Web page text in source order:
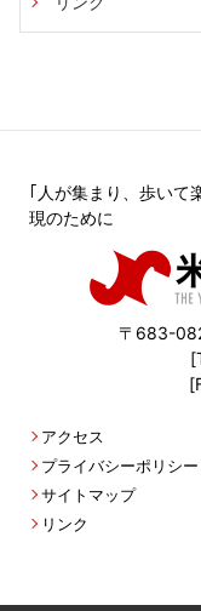
｢人が集まり、歩いて
現のために
〒683-
アクセス
プライバシーポリシー
サイトマップ
リンク